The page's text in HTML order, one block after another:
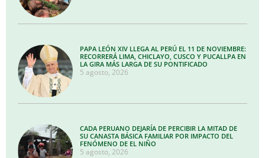
PAPA LEÓN XIV LLEGA AL PERÚ EL 11 DE NOVIEMBRE:
RECORRERÁ LIMA, CHICLAYO, CUSCO Y PUCALLPA EN
LA GIRA MÁS LARGA DE SU PONTIFICADO
5 agosto, 2026
CADA PERUANO DEJARÍA DE PERCIBIR LA MITAD DE
SU CANASTA BÁSICA FAMILIAR POR IMPACTO DEL
FENÓMENO DE EL NIÑO
5 agosto, 2026